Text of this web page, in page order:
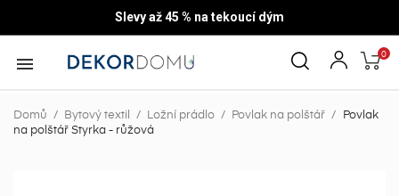
Slevy až 45 % na tekoucí dým
 0
Domů Bytový textil Ložní prádlo Povlak na polštář
Povlak
na polštář Styrka - růžová